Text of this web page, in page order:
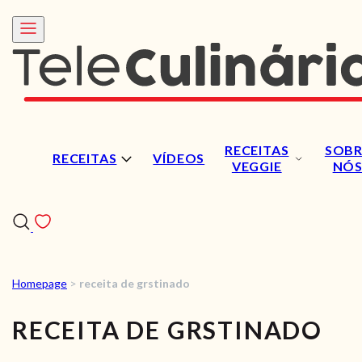
RECEITAS VÍDEOS
RECEITAS
VEGGIE
NÓS
RECEITAS
VÍDEOS
Homepage > receita de grstinado
RECEITA DE GRSTINADO